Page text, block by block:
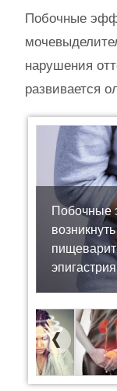
Побочные
нарушения
развивается
Побочные
Previous